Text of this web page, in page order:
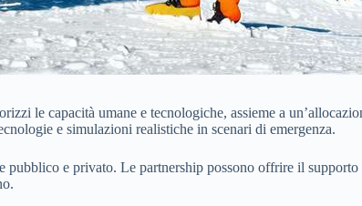
le capacità umane e tecnologiche, assieme a
e simulazioni realistiche in scenari di emergenza.
e privato. Le partnership possono offrire il